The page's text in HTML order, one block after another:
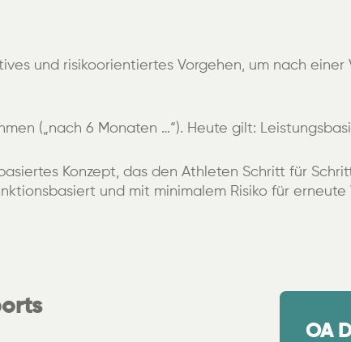
und risikoorientiertes Vorgehen, um nach
(„nach 6 Monaten …“). Heute gilt:
Konzept, das den Athleten Schritt für
und mit minimalem Risiko für erneute
OA